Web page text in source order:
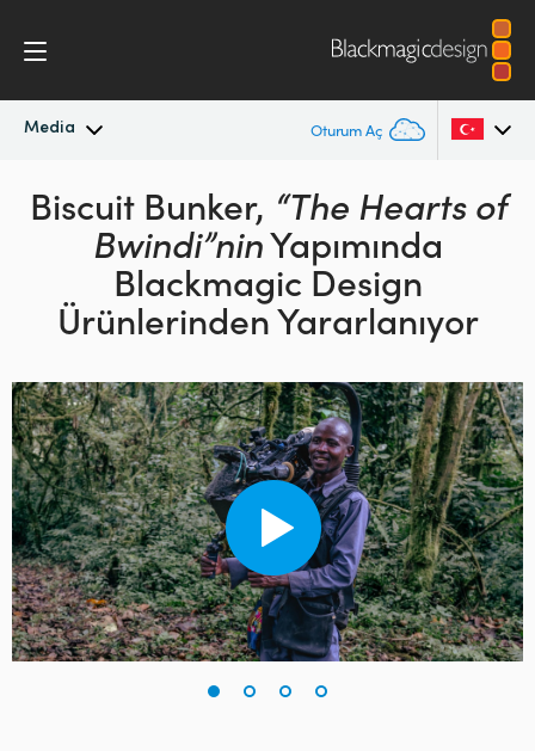
Media Oturum Aç
En Son Haberler
Haber Arşivi
Basın Resimleri
Argentina
Australia
Austria
Canada
China
Denmark
Finland
France
Germany
Biscuit Bunker, “The Hearts of
Bwindi”ninYapımında
Blackmagic Design
Ürünlerinden Yararlanıyor